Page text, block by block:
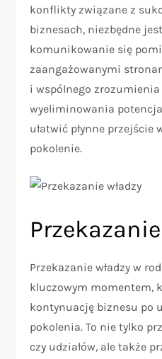
konflikty związane z
biznesach, niezbędne
komunikowanie się
zaangażowanymi
i wspólnego
wyeliminowania
ułatwić płynne przejście
pokolenie.
Przekazanie władzy w
kluczowym momentem,
kontynuację biznesu po
pokolenia. To nie tylko
czy udziałów, ale także